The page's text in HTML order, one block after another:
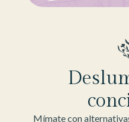
Mímate con